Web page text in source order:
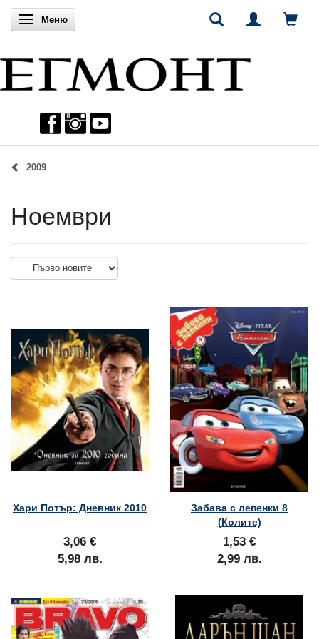
Включи навигацията
Меню
2009
Ноември
Хари Потър: Дневник 2010
3,06 €
5,98 лв.
Забава с лепенки 8
(Колите)
1,53 €
2,99 лв.